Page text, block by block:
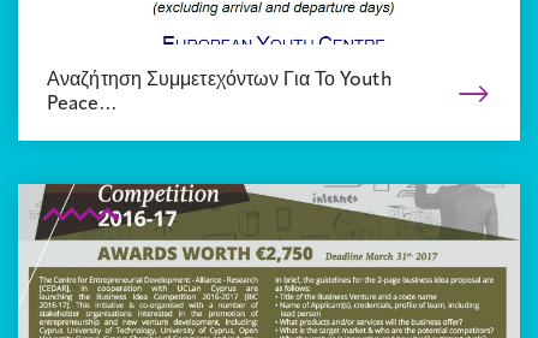
Αναζήτηση Συμμετεχόντων Για Το Youth
Peace…